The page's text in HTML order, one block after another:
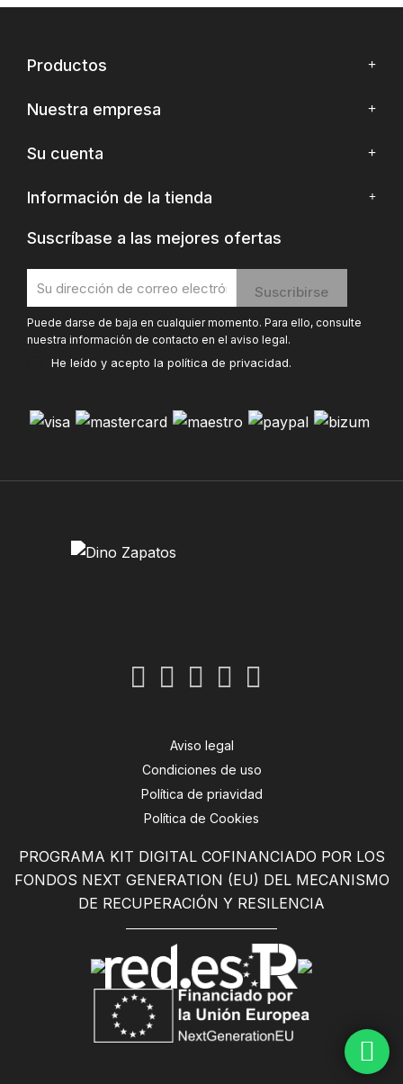
Productos
Nuestra empresa
Su cuenta
Información de la tienda
Suscríbase a las mejores ofertas
Puede darse de baja en cualquier momento. Para ello, consulte
nuestra información de contacto en el aviso legal.
He leído y acepto la política de privacidad.
Aviso legal
Condiciones de uso
Política de priavidad
Política de Cookies
PROGRAMA KIT DIGITAL COFINANCIADO POR LOS
FONDOS NEXT GENERATION (EU) DEL MECANISMO
DE RECUPERACIÓN Y RESILENCIA